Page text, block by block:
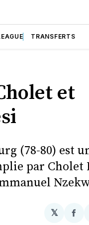
TRANSFERTS
et
(78-80) est
par Cholet
𝕏